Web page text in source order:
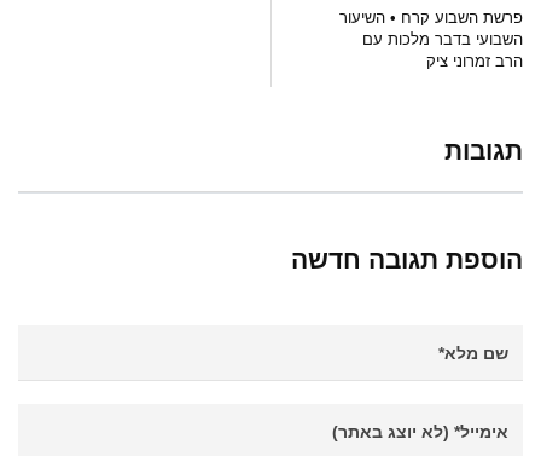
פרשת השבוע קרח • השיעור
השבועי בדבר מלכות עם
הרב זמרוני ציק
תגובות
הוספת תגובה חדשה